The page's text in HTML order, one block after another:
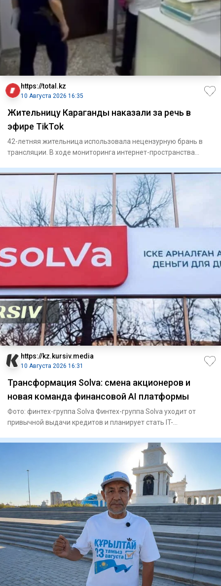
https://total.kz
10 Августа 2026 16:35
Жительницу Караганды наказали за речь в
эфире TikTok
42-летняя жительница использовала нецензурную брань в
трансляции. В ходе мониторинга интернет-пространства
https://kz.kursiv.media
10 Августа 2026 16:31
Трансформация Solva: смена акционеров и
новая команда финансовой AI платформы
Фото: финтех-группа Solva Финтех-группа Solva уходит от
привычной выдачи кредитов и планирует стать IT-